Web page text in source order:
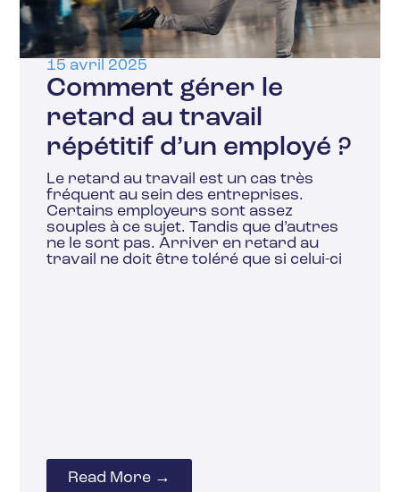
15 avril 2025
Comment gérer le
retard au travail
répétitif d’un employé ?
Le retard au travail est un cas très
fréquent au sein des entreprises.
Certains employeurs sont assez
souples à ce sujet. Tandis que d’autres
ne le sont pas. Arriver en retard au
travail ne doit être toléré que si celui-ci
Read More →